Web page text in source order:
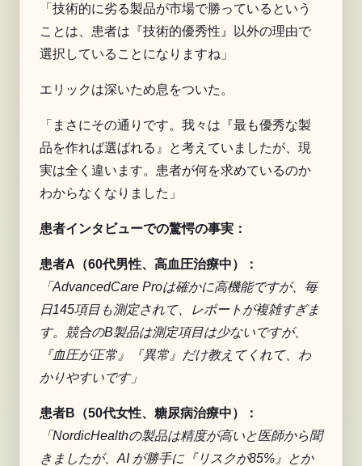
「技術的に劣る製品が市場で勝っているという
ことは、患者は『技術的優秀性』以外の理由で
選択していることになりますね」
エリックは深いため息をついた。
「まさにその通りです。我々は『最も優秀な製
品を作れば選ばれる』と考えていましたが、現
実は全く違います。患者が何を求めているのか
わからなくなりました」
患者インタビューでの驚愕の事実：
患者A（60代男性、高血圧治療中）：
「AdvancedCare Proは確かに高機能ですが、毎
日145項目も測定されて、レポートが複雑すぎま
す。競合のB製品は測定項目は少ないですが、
『血圧が正常』『異常』だけ教えてくれて、わ
かりやすいです」
患者B（50代女性、糖尿病治療中）：
「NordicHealthの製品は精度が高いと医師から聞
きましたが、AI が勝手に『リスクが85%』とか